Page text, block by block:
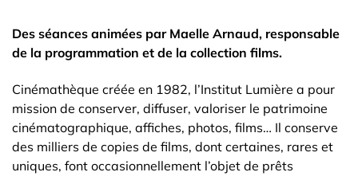
Des séances animées par Maelle Arnaud, responsable
de la programmation et de la collection films.
Cinémathèque créée en 1982, l’Institut Lumière a pour
mission de conserver, diffuser, valoriser le patrimoine
cinématographique, affiches, photos, films… Il conserve
des milliers de copies de films, dont certaines, rares et
uniques, font occasionnellement l’objet de prêts